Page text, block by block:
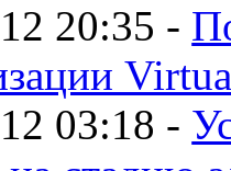
20:35 -
03:18 -